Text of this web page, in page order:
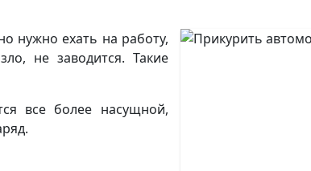
нужно ехать на работу,
не заводится. Такие
все более насущной,